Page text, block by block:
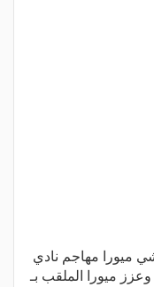
ميورا مهاجم نادي
وعزز ميورا الملقب بـ